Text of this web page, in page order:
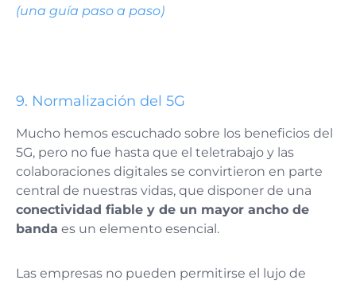
(una guía paso a paso)
9. Normalización del 5G
Mucho hemos escuchado sobre los beneficios del
5G, pero no fue hasta que el teletrabajo y las
colaboraciones digitales se convirtieron en parte
central de nuestras vidas, que disponer de una
conectividad fiable y de un mayor ancho de
banda es un elemento esencial.
Las empresas no pueden permitirse el lujo de